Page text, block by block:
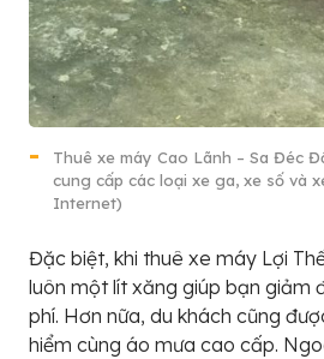
Thuê xe máy Cao Lãnh – Sa Đéc
cung cấp các loại xe ga, xe số và
Internet)
Đặc biệt, khi thuê xe máy Lợi
luôn một lít xăng giúp bạn giảm
phí. Hơn nữa, du khách cũng
hiểm cùng áo mưa cao cấp.